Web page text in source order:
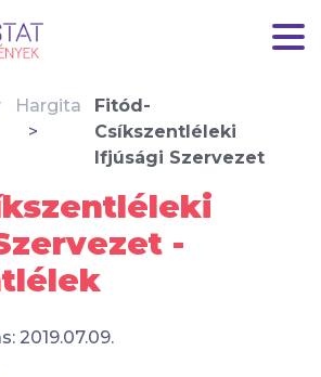
Hargita
Fitód-
Csíkszentléleki
Ifjúsági Szervezet
-
2019.07.09.